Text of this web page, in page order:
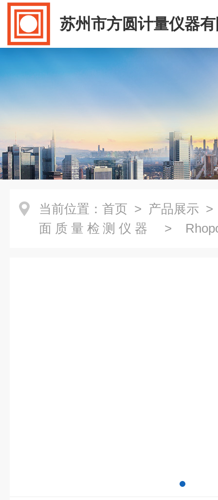
苏州市方圆计量仪器
当前位置： 首页 > 产品展示
面质量检测仪器
>